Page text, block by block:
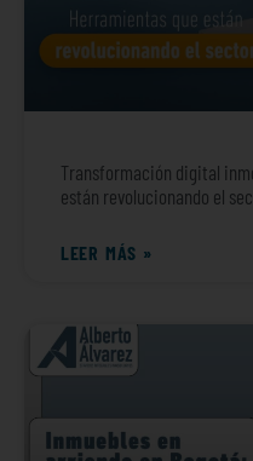
Transformación digital
están revolucionando el
LEER MÁS »